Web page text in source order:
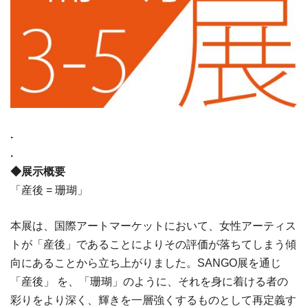
.
.
◆展示概要
「産後 = 珊瑚」
本展は、国際アートマーケットにおいて、女性アーティス
トが「産後」であることによりその評価が落ちてしまう傾
向にあることから立ち上がりました。SANGO展を通じ
「産後」 を、「珊瑚」のように、それを身に着ける者の
彩りをより深く、輝きを一層強くするものとして再定義す